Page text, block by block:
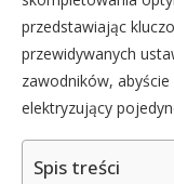
przedstawiając
przewidywanych
zawodników,
elektryzujący
Spis treści